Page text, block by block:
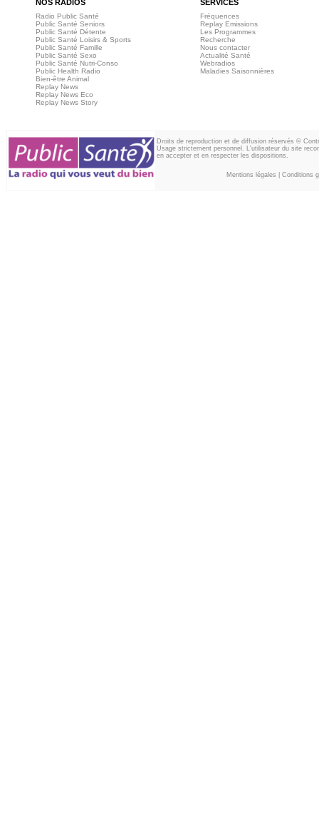
NOS RADIOS SERVICES
Radio Public Santé
Public Santé Seniors
Public Santé Détente
Public Santé Loisirs & Sports
Public Santé Famille
Public Santé Sexo
Public Santé Nutri-Conso
Public Health Radio
Bien-être Animal
Replay News
Replay News Eco
Replay News Story
Fréquences
Replay Emissions
Les Programmes
Recherche
Nous contacter
Actualité Santé
Webradios
Maladies Saisonnières
Droits de reproduction et de diffusion réservés ©
Usage strictement personnel. L'utilisateur du site
en accepter et en respecter les dispositions.
Mentions légales Conditions